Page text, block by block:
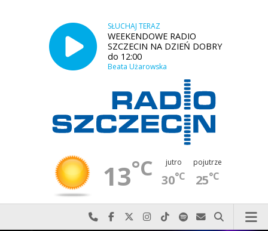
SŁUCHAJ TERAZ
WEEKENDOWE RADIO
SZCZECIN NA DZIEŃ DOBRY
do 12:00
Beata Użarowska
13°C jutro
30°C
pojutrze
25°C
Najlepiej po prostu do nas zadzwoń
Odwiedź nas na Facebook-u
Odwiedź nas na X
Odwiedź nas na Instagram-ie
Odwiedź nas na TikTok-u
Szukaj nas na Spotify
Wyślij do nas
Szukaj